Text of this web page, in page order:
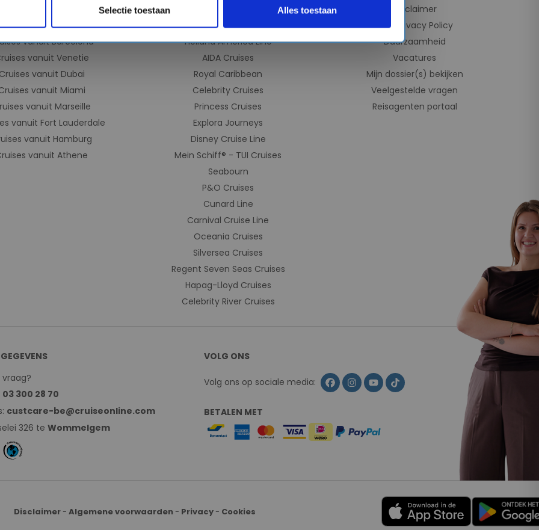
Selectie toestaan Alles toestaan
Civitavecchia (Rome)
vanuit Barcelona
vanuit Venetie
Cruises vanuit Dubai
vanuit Miami
vanuit Marseille
vanuit Fort Lauderdale
vanuit Hamburg
vanuit Athene
Norwegian Cruise Line
Holland America Line
AIDA Cruises
Royal Caribbean
Celebrity Cruises
Princess Cruises
Explora Journeys
Disney Cruise Line
Mein Schiff® - TUI Cruises
Seabourn
P&O Cruises
Cunard Line
Carnival Cruise Line
Oceania Cruises
Silversea Cruises
Regent Seven Seas Cruises
Hapag-Lloyd Cruises
Celebrity River Cruises
Disclaimer
AVG Privacy Policy
Duurzaamheid
Vacatures
Mijn dossier(s) bekijken
Veelgestelde vragen
Reisagenten portaal
vraag?
03 300 28 70
custcare-be@cruiseonline.com
326 te Wommelgem
VOLG ONS
Volg ons op sociale media:
BETALEN MET
Disclaimer - Algemene voorwaarden - Privacy - Cookies